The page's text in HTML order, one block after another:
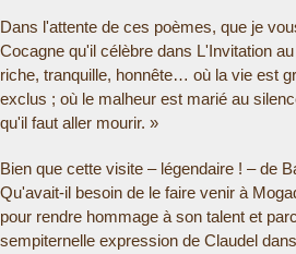
Dans l'attente de ces poèmes, que je
Cocagne qu'il célèbre dans L'Invitation
riche, tranquille, honnête… où la vie est
exclus ; où le malheur est marié au
qu'il faut aller mourir. »
Bien que cette visite – légendaire ! – de
Qu'avait-il besoin de le faire venir à
pour rendre hommage à son talent et
sempiternelle expression de Claudel